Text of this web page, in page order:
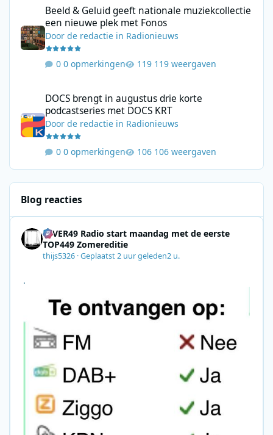
Beeld & Geluid geeft nationale muziekcollectie
een nieuwe plek met Fonos
Doorde redactie in Radionieuws
0 opmerkingen 119 weergaven
DOCS brengt in augustus drie korte
podcastseries met DOCS KRT
Doorde redactie in Radionieuws
0 opmerkingen 106 weergaven
Blog reacties
4EVER49 Radio start maandag met de eerste
TOP449 Zomereditie
thijs5326 ·Geplaatst2 uur geleden2 u.
.